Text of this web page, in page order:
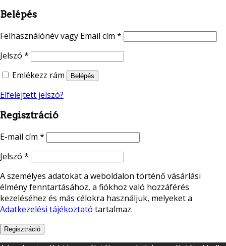
Belépés
Felhasználónév vagy Email cím *
Jelszó *
Emlékezz rám
Belépés
Elfelejtett jelszó?
Regisztráció
E-mail cím *
Jelszó *
A személyes adatokat a weboldalon történő vásárlási
élmény fenntartásához, a fiókhoz való hozzáférés
kezeléséhez és más célokra használjuk, melyeket a
Adatkezelési tájékoztató tartalmaz.
Regisztráció